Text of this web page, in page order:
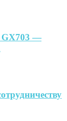
GX703 —